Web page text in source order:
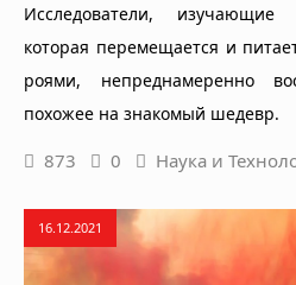
Исследователи, изучающие
которая перемещается и
роями, непреднамеренно
похожее на знакомый шедевр.
873 0 Наука и
16.12.2021